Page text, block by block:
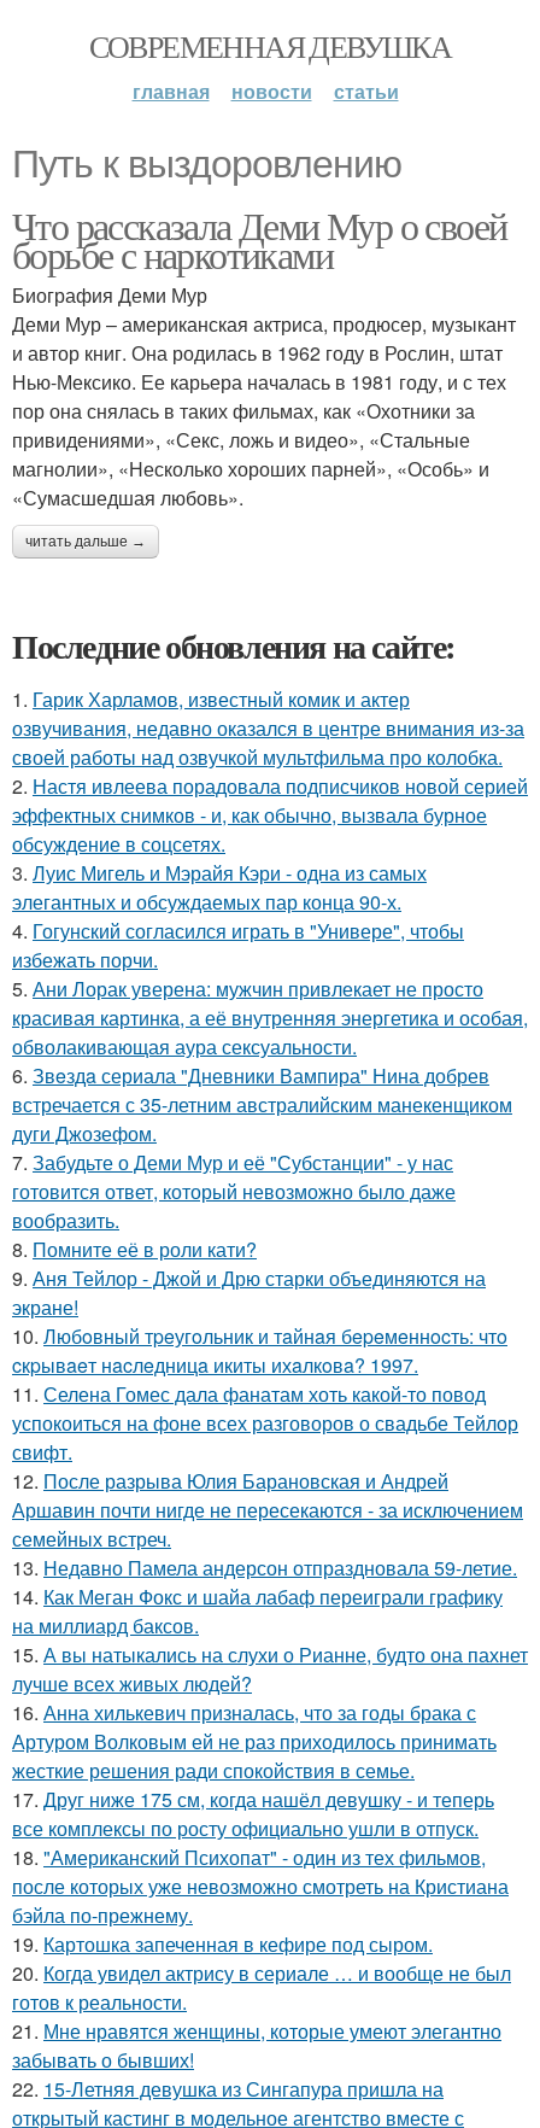
СОВРЕМЕННАЯ ДЕВУШКА
главная новости статьи
Путь к выздоровлению
Что рассказала Деми Мур о своей
борьбе с наркотиками
Биография Деми Мур
Деми Мур – американская актриса, продюсер, музыкант
и автор книг. Она родилась в 1962 году в Рослин, штат
Нью-Мексико. Ее карьера началась в 1981 году, и с тех
пор она снялась в таких фильмах, как «Охотники за
привидениями», «Секс, ложь и видео», «Стальные
магнолии», «Несколько хороших парней», «Особь» и
«Сумасшедшая любовь».
читать дальше →
Последние обновления на сайте:
1. Гарик Харламов, известный комик и актер
озвучивания, недавно оказался в центре внимания из-за
своей работы над озвучкой мультфильма про колобка.
2. Настя ивлеева порадовала подписчиков новой серией
эффектных снимков - и, как обычно, вызвала бурное
обсуждение в соцсетях.
3. Луис Мигель и Мэрайя Кэри - одна из самых
элегантных и обсуждаемых пар конца 90-х.
4. Гогунский согласился играть в "Универе", чтобы
избежать порчи.
5. Ани Лорак уверена: мужчин привлекает не просто
красивая картинка, а её внутренняя энергетика и особая,
обволакивающая аура сексуальности.
6. Звeздa сериала "Дневники Вампира" Нина добрев
встречается с 35-летним австралийским манекенщиком
дуги Джозефом.
7. Забудьте о Деми Мур и её "Субстанции" - у нас
готовится ответ, который невозможно было даже
вообразить.
8. Помните её в роли кати?
9. Аня Тейлор - Джой и Дрю старки объединяются на
экране!
10. Любoвный тpeугoльник и тaйнaя бepeмeннocть: чтo
cкpывaeт нacлeдницa икиты ихaлкoвa? 1997.
11. Селена Гомес дала фанатам хоть какой-то повод
успокоиться на фоне всех разговоров о свадьбе Тейлор
свифт.
12. После разрыва Юлия Барановская и Андрей
Аршавин почти нигде не пересекаются - за исключением
семейных встреч.
13. Недавно Памела андерсон отпраздновала 59-летие.
14. Как Меган Фокс и шайа лабаф переиграли графику
на миллиард баксов.
15. А вы натыкались на слухи о Рианне, будто она пахнет
лучше всех живых людей?
16. Анна хилькевич призналась, что за годы брака с
Артуром Волковым ей не раз приходилось принимать
жесткие решения ради спокойствия в семье.
17. Друг ниже 175 см, когда нашёл девушку - и теперь
все комплексы по росту официально ушли в отпуск.
18. "Американский Психопат" - один из тех фильмов,
после которых уже невозможно смотреть на Кристиана
бэйла по-прежнему.
19. Картошка запеченная в кефире под сыром.
20. Когда увидел актрису в сериале … и вообще не был
готов к реальности.
21. Мне нравятся женщины, которые умеют элегантно
забывать о бывших!
22. 15-Летняя девушка из Сингапура пришла на
открытый кастинг в модельное агентство вместе с